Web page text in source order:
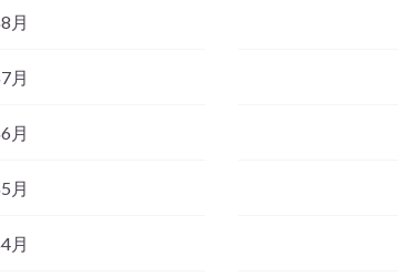
月
月
月
月
月